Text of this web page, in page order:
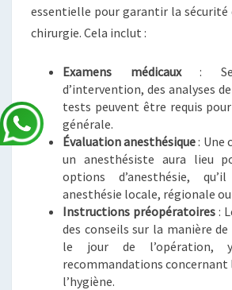
essentielle pour garantir la sécurité
chirurgie. Cela inclut :
Examens médicaux:
d’intervention, des analyses
tests peuvent être requis
générale.
Évaluation anesthésique: Une
un anesthésiste aura lieu
options d’anesthésie, qu’il
anesthésie locale, régionale
Instructions préopératoires :
des conseils sur la manière
le jour de l’opération,
recommandations
l’hygiène.